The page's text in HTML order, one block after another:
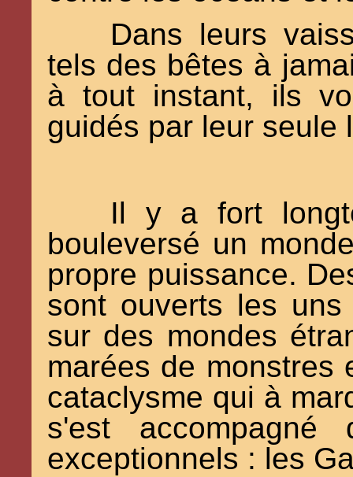
Dans leurs
tels des bêtes à
à tout instant, ils
guidés par leur seule
Il y a fort
bouleversé un
propre puissance.
sont ouverts les
sur des mondes
marées de monstres
cataclysme qui à
s'est
exceptionnels : les